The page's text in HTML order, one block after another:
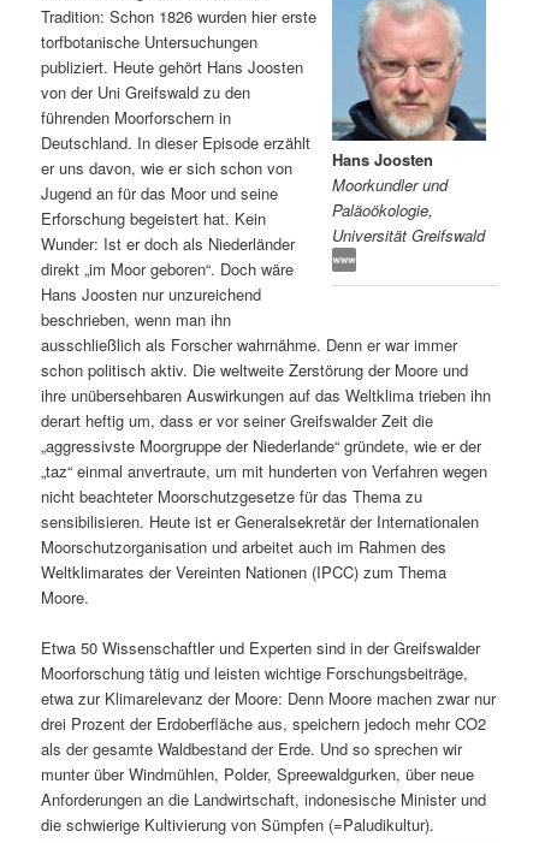
a
s
p
r
i
n
g
e
n
n
l
t
s
p
r
i
n
g
e
n
Hans Joosten
Moorkundler und
Paläoökologie,
Universität Greifswald
Tradition: Schon 1826 wurden hier erste
torfbotanische Untersuchungen
publiziert. Heute gehört Hans Joosten
von der Uni Greifswald zu den
führenden Moorforschern in
Deutschland. In dieser Episode erzählt
er uns davon, wie er sich schon von
Jugend an für das Moor und seine
Erforschung begeistert hat. Kein
Wunder: Ist er doch als Niederländer
direkt „im Moor geboren“. Doch wäre
Hans Joosten nur unzureichend
beschrieben, wenn man ihn
ausschließlich als Forscher wahrnähme. Denn er war immer
schon politisch aktiv. Die weltweite Zerstörung der Moore und
ihre unübersehbaren Auswirkungen auf das Weltklima trieben ihn
derart heftig um, dass er vor seiner Greifswalder Zeit die
„aggressivste Moorgruppe der Niederlande“ gründete, wie er der
„taz“ einmal anvertraute, um mit hunderten von Verfahren wegen
nicht beachteter Moorschutzgesetze für das Thema zu
sensibilisieren. Heute ist er Generalsekretär der Internationalen
Moorschutzorganisation und arbeitet auch im Rahmen des
Weltklimarates der Vereinten Nationen (IPCC) zum Thema
Moore.
Etwa 50 Wissenschaftler und Experten sind in der Greifswalder
Moorforschung tätig und leisten wichtige Forschungsbeiträge,
etwa zur Klimarelevanz der Moore: Denn Moore machen zwar nur
drei Prozent der Erdoberfläche aus, speichern jedoch mehr CO2
als der gesamte Waldbestand der Erde. Und so sprechen wir
munter über Windmühlen, Polder, Spreewaldgurken, über neue
Anforderungen an die Landwirtschaft, indonesische Minister und
die schwierige Kultivierung von Sümpfen (=Paludikultur).